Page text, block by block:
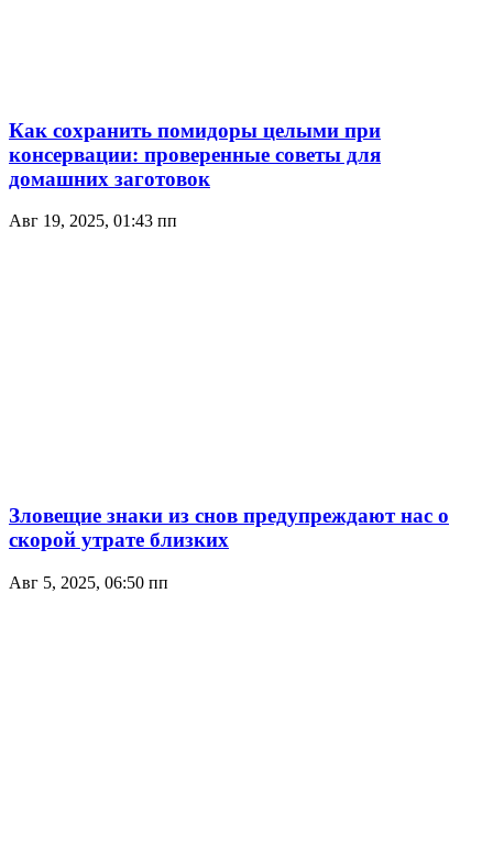
Как сохранить помидоры целыми при
консервации: проверенные советы для
домашних заготовок
Авг 19, 2025, 01:43 пп
Зловещие знаки из снов предупреждают нас о
скорой утрате близких
Авг 5, 2025, 06:50 пп